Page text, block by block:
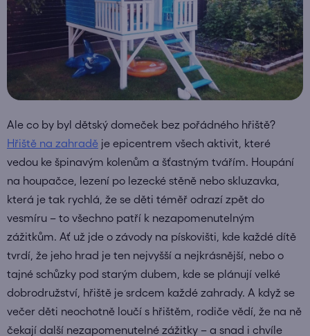
Ale co by byl dětský domeček bez pořádného hřiště?
Hřiště na zahradě je epicentrem všech aktivit, které
vedou ke špinavým kolenům a šťastným tvářím. Houpání
na houpačce, lezení po lezecké stěně nebo skluzavka,
která je tak rychlá, že se děti téměř odrazí zpět do
vesmíru – to všechno patří k nezapomenutelným
zážitkům. Ať už jde o závody na pískovišti, kde každé dítě
tvrdí, že jeho hrad je ten nejvyšší a nejkrásnější, nebo o
tajné schůzky pod starým dubem, kde se plánují velké
dobrodružství, hřiště je srdcem každé zahrady. A když se
večer děti neochotně loučí s hřištěm, rodiče vědí, že na ně
čekají další nezapomenutelné zážitky – a snad i chvíle